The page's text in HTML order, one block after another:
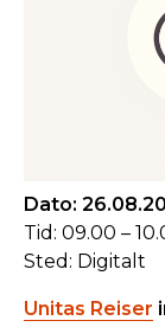
Dato:
Tid: 09.00 –
Sted: Digitalt
Unitas Reiser